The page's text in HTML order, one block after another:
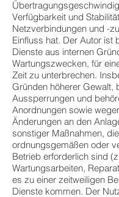
Verfügbarkeit und
Netzverbindungen und -
Einfluss hat. Der Autor ist
Dienste aus internen
Wartungszwecken, für
Zeit zu unterbrechen.
Gründen höherer Gewalt,
Aussperrungen und
Anordnungen sowie
Änderungen an den
sonstiger Maßnahmen,
ordnungsgemäßen oder
Betrieb erforderlich sind
Wartungsarbeiten,
es zu einer zeitweiligen
Dienste kommen. Der